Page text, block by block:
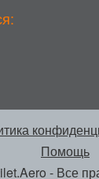
Помощь
- Все